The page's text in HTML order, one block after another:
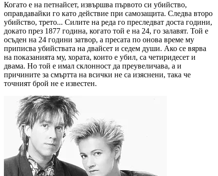
Когато е на петнайсет, извършва първото си убийство,
оправдавайки го като действие при самозащита. Следва второ
убийство, трето... Силите на реда го преследват доста години,
докато през 1877 година, когато той е на 24, го залавят. Той е
осъден на 24 години затвор, а пресата по онова време му
приписва убийствата на двайсет и седем души. Ако се вярва
на показанията му, хората, които е убил, са четиридесет и
двама. Но той е имал склонност да преувеличава, а и
причините за смъртта на всички не са изяснени, така че
точният брой не е известен.